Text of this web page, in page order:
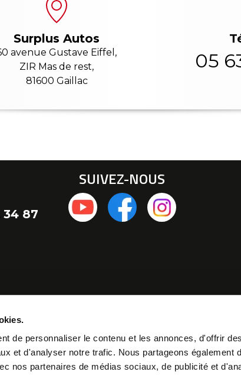
de personnaliser le contenu et les annonces, d'offrir
et d'analyser notre trafic. Nous partageons également
nos partenaires de médias sociaux, de publicité et
Surplus Autos
avenue Gustave Eiffel,
ZIR Mas de rest,
81600 Gaillac
05
34 87
SUIVEZ-NOUS